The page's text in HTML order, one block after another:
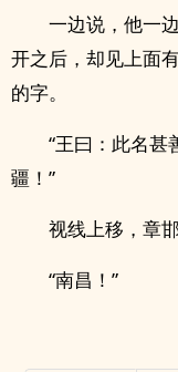
一边说，他一
开之后，却见上面
的字。
“王曰：此名甚
疆！”
视线上移，章
“南昌！”